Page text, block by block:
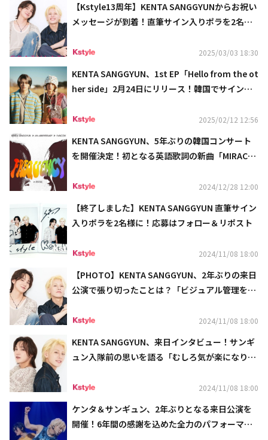
【Kstyle13周年】KENTA SANGGYUNからお祝い
メッセージが到着！直筆サイン入りポラを2名様
2025/03/03 18:30
KENTA SANGGYUN、1st EP「Hello from the ot
her side」2月24日にリリース！韓国でサイン会
2025/02/12 12:56
KENTA SANGGYUN、5年ぶりの韓国コンサート
を開催決定！初となる英語歌詞の新曲「MIRACL
2024/12/28 12:00
【終了しました】KENTA SANGGYUN 直筆サイン
入りポラを2名様に！応募はフォロー＆リポスト
2024/11/08 18:00
【PHOTO】KENTA SANGGYUN、2年ぶりの来日
公演で張り切ったことは？「ビジュアル管理を頑
2024/11/08 18:00
KENTA SANGGYUN、来日インタビュー！サンギ
ュン入隊前の思いを語る「むしろ気が楽になりま
2024/11/08 18:00
ケンタ＆サンギュン、2年ぶりとなる来日公演を
開催！6年間の感謝を込めた全力のパフォーマン